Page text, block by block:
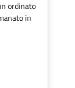
ordinato
in